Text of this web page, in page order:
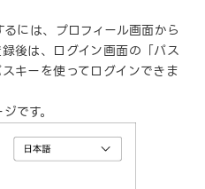
には、プロフィール画面から
後は、ログイン画面の「パス
キーを使ってログインできま
です。